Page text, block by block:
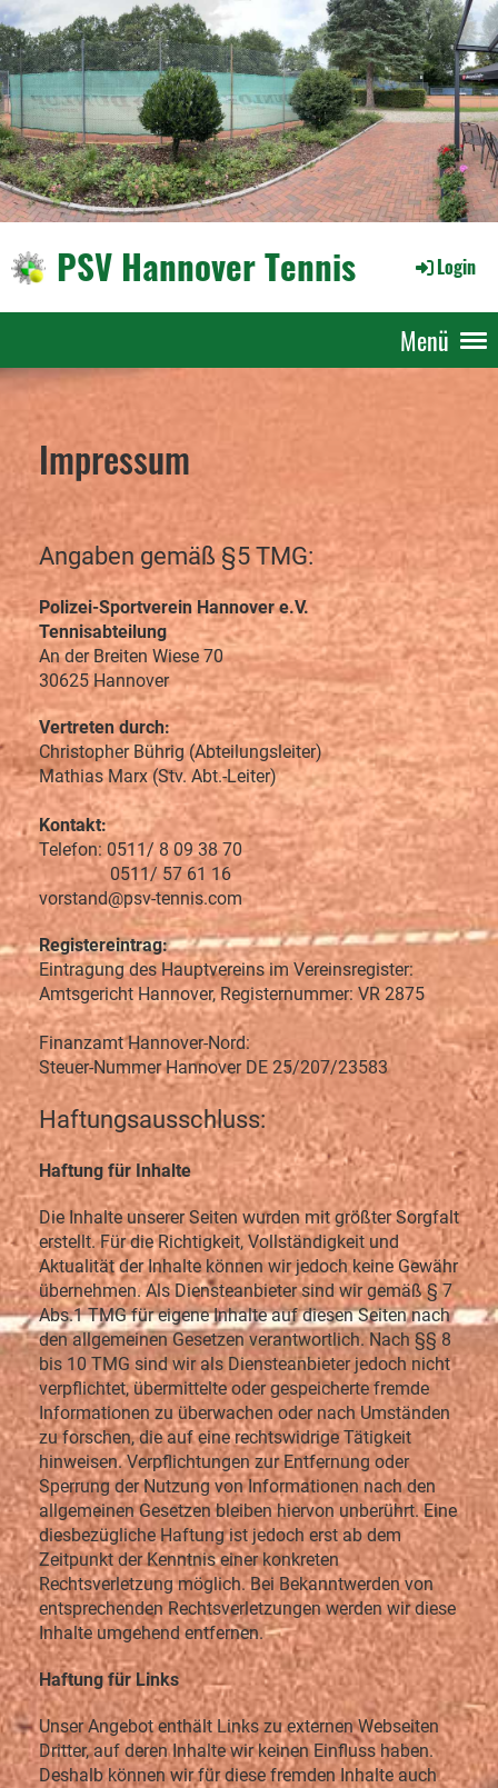
PSV Hannover Tennis Login
Menü
Impressum
Angaben gemäß §5 TMG:
Polizei-Sportverein Hannover e.V.
Tennisabteilung
An der Breiten Wiese 70
30625 Hannover
Vertreten durch:
Christopher Bührig (Abteilungsleiter)
Mathias Marx (Stv. Abt.-Leiter)
Kontakt:
Telefon: 0511/ 8 09 38 70
0511/ 57 61 16
vorstand@psv-tennis.com
Registereintrag:
Eintragung des Hauptvereins im Vereinsregister:
Amtsgericht Hannover, Registernummer: VR 2875
Finanzamt Hannover-Nord:
Steuer-Nummer Hannover DE 25/207/23583
Haftungsausschluss:
Haftung für Inhalte
Die Inhalte unserer Seiten wurden mit größter Sorgfalt
erstellt. Für die Richtigkeit, Vollständigkeit und
Aktualität der Inhalte können wir jedoch keine Gewähr
übernehmen. Als Diensteanbieter sind wir gemäß § 7
Abs.1 TMG für eigene Inhalte auf diesen Seiten nach
den allgemeinen Gesetzen verantwortlich. Nach §§ 8
bis 10 TMG sind wir als Diensteanbieter jedoch nicht
verpflichtet, übermittelte oder gespeicherte fremde
Informationen zu überwachen oder nach Umständen
zu forschen, die auf eine rechtswidrige Tätigkeit
hinweisen. Verpflichtungen zur Entfernung oder
Sperrung der Nutzung von Informationen nach den
allgemeinen Gesetzen bleiben hiervon unberührt. Eine
diesbezügliche Haftung ist jedoch erst ab dem
Zeitpunkt der Kenntnis einer konkreten
Rechtsverletzung möglich. Bei Bekanntwerden von
entsprechenden Rechtsverletzungen werden wir diese
Inhalte umgehend entfernen.
Haftung für Links
Unser Angebot enthält Links zu externen Webseiten
Dritter, auf deren Inhalte wir keinen Einfluss haben.
Deshalb können wir für diese fremden Inhalte auch